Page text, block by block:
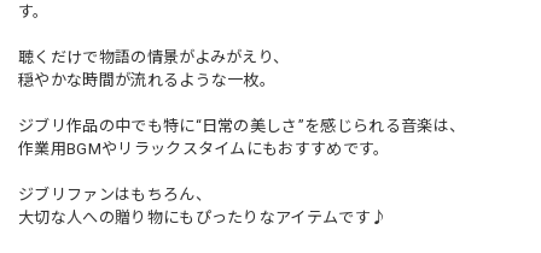
す。
聴くだけで物語の情景がよみがえり、
穏やかな時間が流れるような一枚。
ジブリ作品の中でも特に“日常の美しさ”を感じられる音楽は、
作業用BGMやリラックスタイムにもおすすめです。
ジブリファンはもちろん、
大切な人への贈り物にもぴったりなアイテムです♪